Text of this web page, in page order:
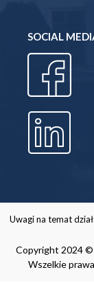
SOCIAL
Uwagi na temat
Copyright 2024
Wszelkie